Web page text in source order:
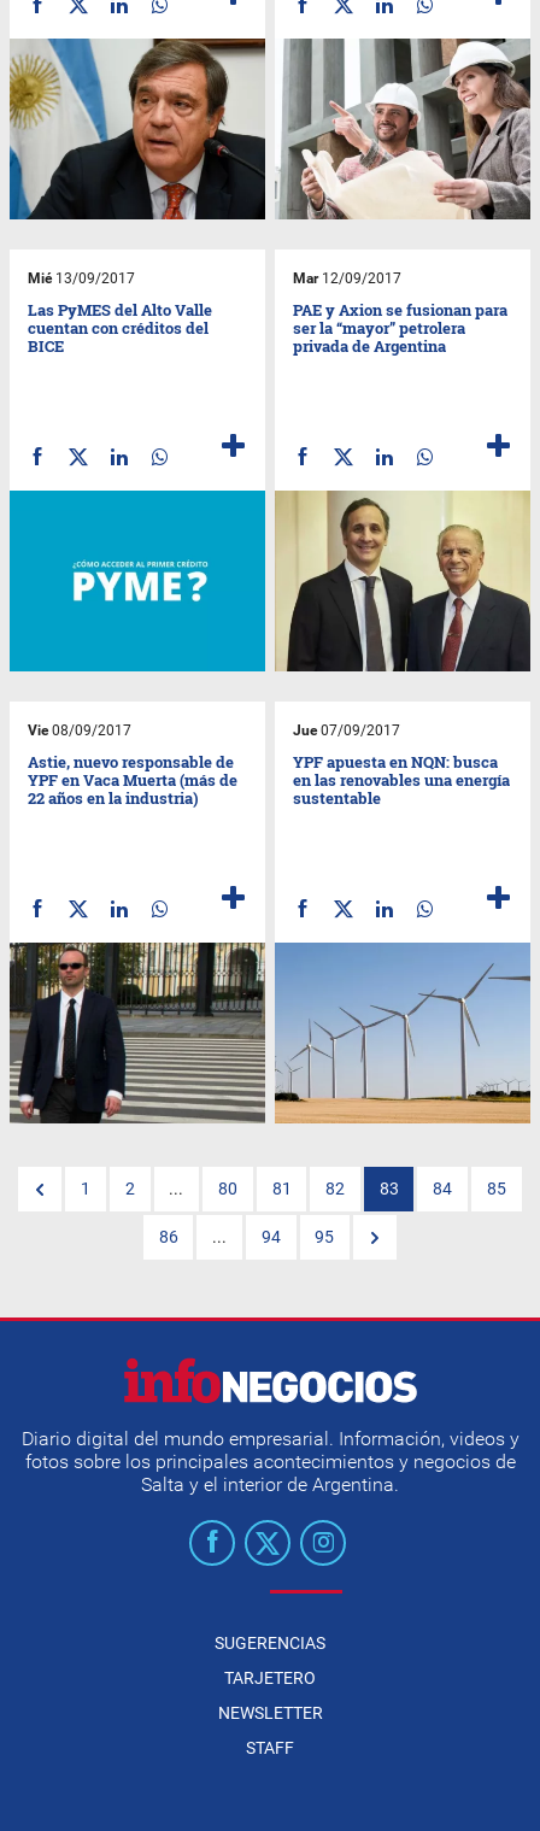
Mié13/09/2017
Las PyMES del Alto Valle
cuentan con créditos del
BICE
Mar12/09/2017
PAE y Axion se fusionan para
ser la “mayor” petrolera
privada de Argentina
Vie08/09/2017
Astie, nuevo responsable de
YPF en Vaca Muerta (más de
22 años en la industria)
Jue07/09/2017
YPF apuesta en NQN: busca
en las renovables una energía
sustentable
1 2 ... 80 81 82 83 84 85
86 ... 94 95
Diario digital del mundo empresarial. Información, videos y
fotos sobre los principales acontecimientos y negocios de
Salta y el interior de Argentina.
SUGERENCIAS
TARJETERO
NEWSLETTER
STAFF